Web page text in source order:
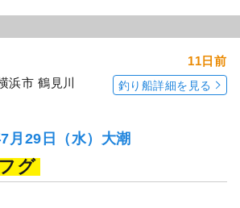
浜市 鶴見川
11日前
釣り船詳細を見る
月29日（水）大潮
グ